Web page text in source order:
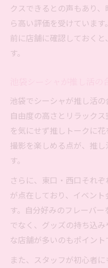
クスできるとの声もあり
ら高い評価を受けていま
前に店舗に確認しておく
す。
池袋でシーシャが推し活の
自由度の高さとリラック
を気にせず推しトークに
撮影を楽しめる点が、推
す。
さらに、東口・西口それ
が点在しており、イベン
す。自分好みのフレーバ
でなく、グッズの持ち込
な店舗が多いのもポイント
また、スタッフが初心者